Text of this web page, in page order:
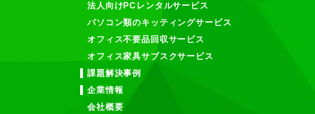
法人向けPCレンタルサービス
パソコン類のキッティングサービス
オフィス不要品回収サービス
オフィス家具サブスクサービス
課題解決事例
企業情報
会社概要